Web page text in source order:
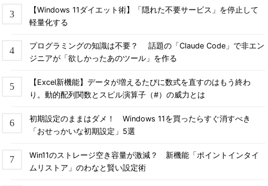
【Windows 11ダイエット術】「隠れた不要サービス」を停止して
軽量化する
プログラミングの知識は不要？ 話題の「Claude Code」で非エン
ジニアが「欲しかったあのツール」を作る
【Excel新機能】データが増えるたびに数式を直すのはもう終わ
り。動的配列関数とスピル演算子（#）の威力とは
初期設定のままはダメ！ Windows 11を買ったらすぐ消すべき
「おせっかいな初期設定」5選
Win11のストレージ空き容量が激減？ 新機能「ポイントインタイ
ムリストア」のわなと賢い設定術